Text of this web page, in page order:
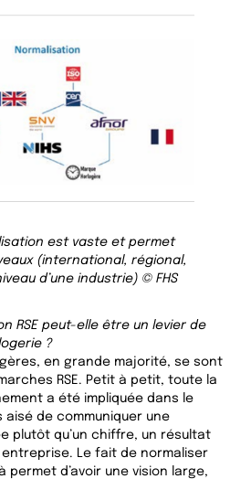
est vaste et permet
(international, régional,
d’une industrie) © FHS
RSE peut-elle être un levier de
?
en grande majorité, se sont
RSE. Petit à petit, toute la
a été impliquée dans le
aisé de communiquer une
plutôt qu’un chiffre, un résultat
Le fait de normaliser
permet d’avoir une vision large,